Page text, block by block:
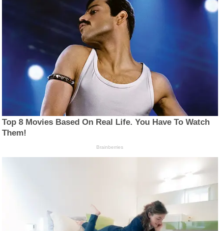
Top 8 Movies Based On Real Life. You Have To Watch
Them!
Brainberries